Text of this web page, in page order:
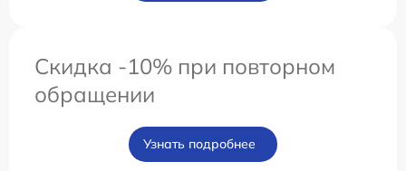
Скидка -10% при повторном
обращении
Узнать подробнее